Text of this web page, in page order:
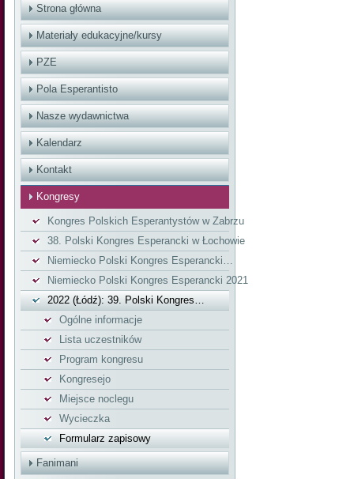
Strona główna
Materiały edukacyjne/kursy
PZE
Pola Esperantisto
Nasze wydawnictwa
Kalendarz
Kontakt
Kongresy
Kongres Polskich Esperantystów w Zabrzu
38. Polski Kongres Esperancki w Łochowie
Niemiecko Polski Kongres Esperancki…
Niemiecko Polski Kongres Esperancki 2021
2022 (Łódź): 39. Polski Kongres…
Ogólne informacje
Lista uczestników
Program kongresu
Kongresejo
Miejsce noclegu
Wycieczka
Formularz zapisowy
Fanimani